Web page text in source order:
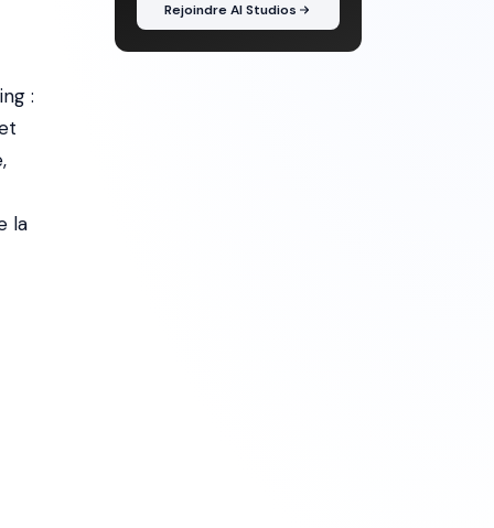
:
la
Rejoindre AI Studios